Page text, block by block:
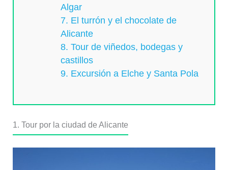
Algar
7. El turrón y el chocolate de
Alicante
8. Tour de viñedos, bodegas y
castillos
9. Excursión a Elche y Santa Pola
1. Tour por la ciudad de Alicante